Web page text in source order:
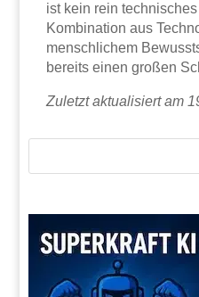
ist kein rein
Kombination aus
menschlichem
bereits einen großen
Zuletzt aktualisiert am